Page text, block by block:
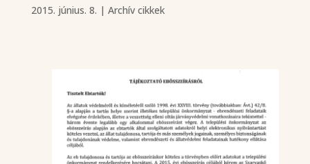
2015. június. 8. | Archív cikkek